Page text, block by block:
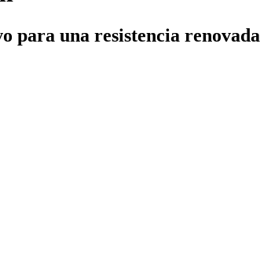
para una resistencia renovada